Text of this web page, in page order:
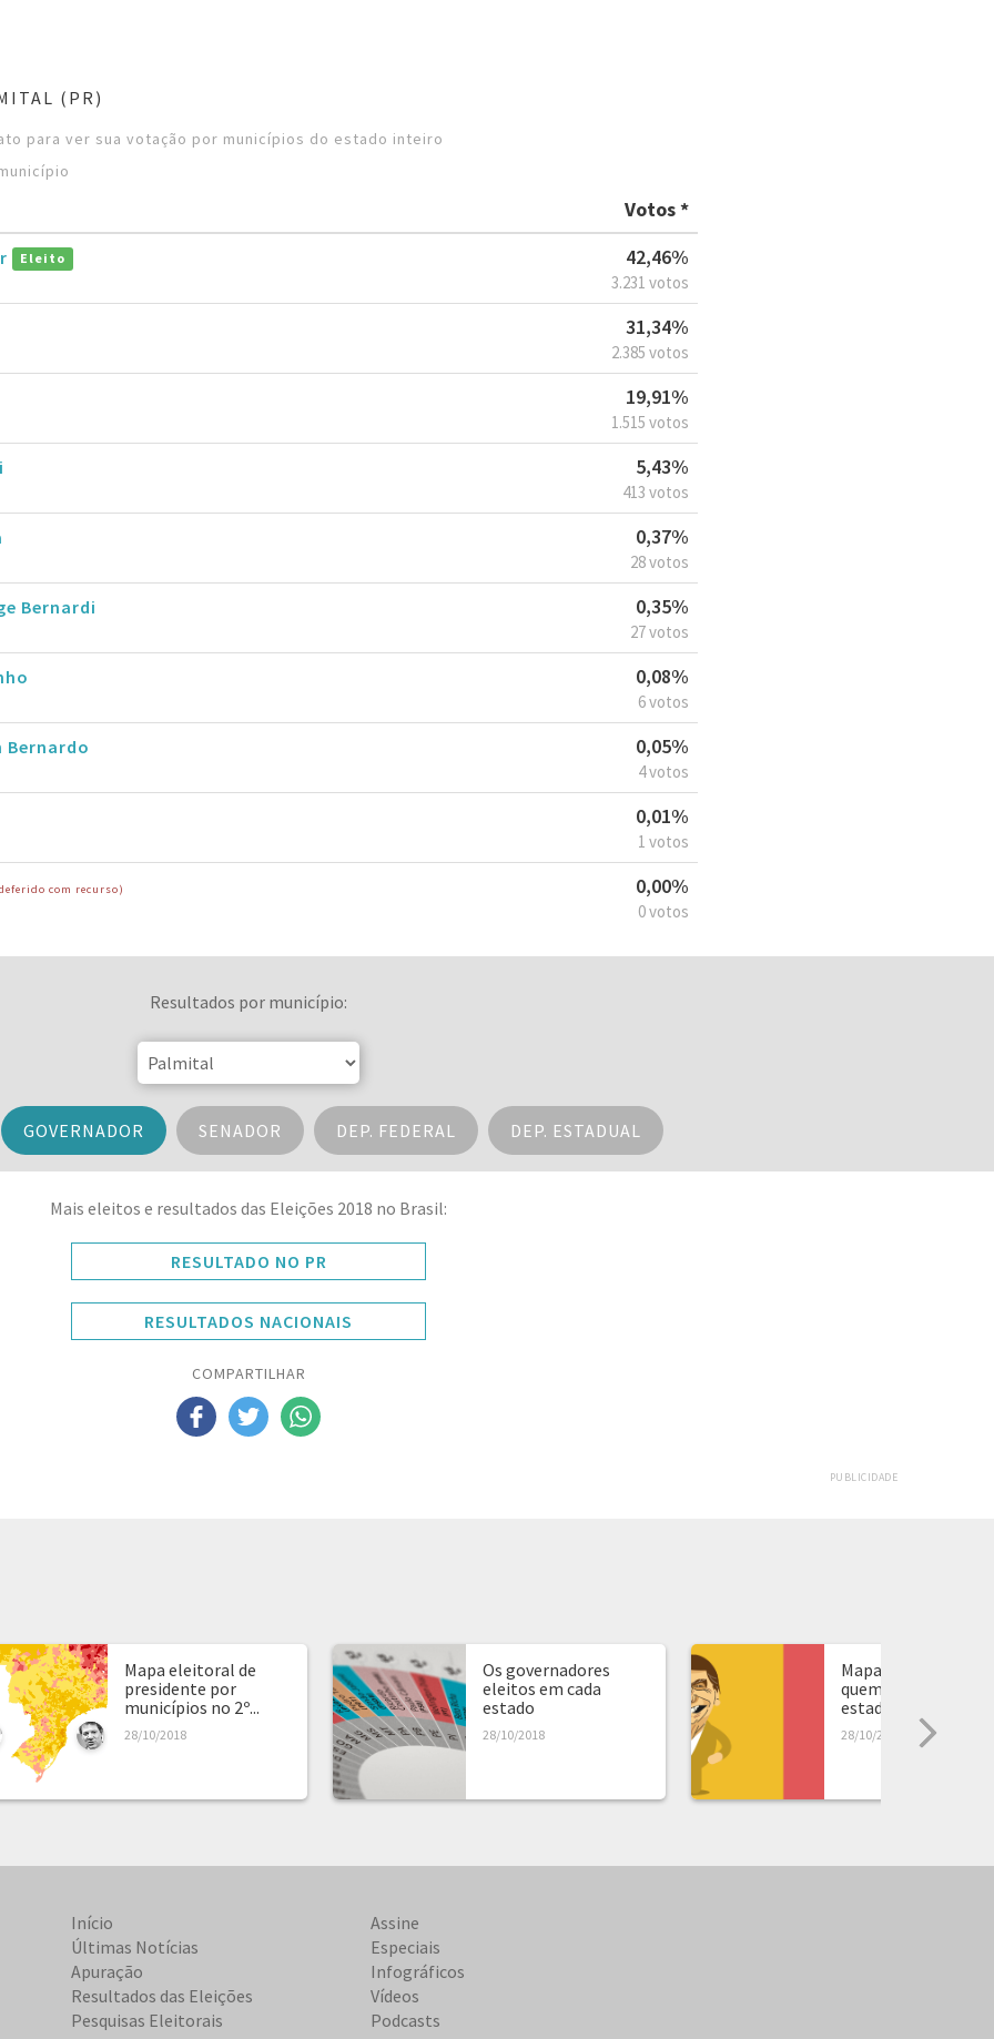
(PR)
para ver sua votação por municípios do estado inteiro
Votos *
Eleito 42,46%
3.231 votos
31,34%
2.385 votos
19,91%
1.515 votos
5,43%
413 votos
0,37%
28 votos
Bernardi 0,35%
27 votos
0,08%
6 votos
Bernardo 0,05%
4 votos
0,01%
1 votos
com recurso) 0,00%
0 votos
Resultados por município:
GOVERNADOR SENADOR DEP. FEDERAL DEP. ESTADUAL
Mais eleitos e resultados das Eleições 2018 no Brasil:
RESULTADO NO PR
RESULTADOS NACIONAIS
COMPARTILHAR
PUBLICIDADE
Mapa eleitoral de
presidente por
municípios no 2º...
28/10/2018
Os governadores
eleitos em cada
estado
28/10/2018
Mapa de presidente:
quem ganhou em
estado...
28/10/2018
Início
Últimas Notícias
Apuração
Resultados das Eleições
Pesquisas Eleitorais
Assine
Especiais
Infográficos
Vídeos
Podcasts